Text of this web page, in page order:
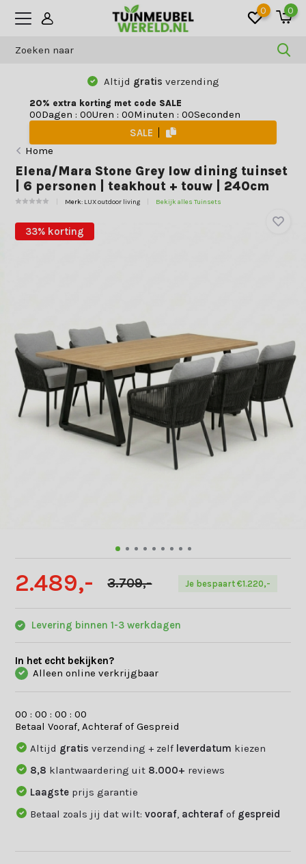
0 0
Altijd gratis verzending
20% extra korting met code SALE
00Dagen : 00Uren : 00Minuten : 00Seconden
SALE
Home
Elena/Mara Stone Grey low dining tuinset
| 6 personen | teakhout + touw | 240cm
Merk: LUX outdoor living Bekijk alles Tuinsets
33% korting
2.489,- 3.709,- Je bespaart €1.220,-
Levering binnen 1-3 werkdagen
In het echt bekijken?
Alleen online verkrijgbaar
00 :00 :00 :00
Betaal Vooraf, Achteraf of Gespreid
Altijd gratisverzending + zelf leverdatum kiezen
8,8 klantwaardering uit 8.000+ reviews
Laagste prijs garantie
Betaal zoals jij dat wilt:vooraf achteraf of gespreid